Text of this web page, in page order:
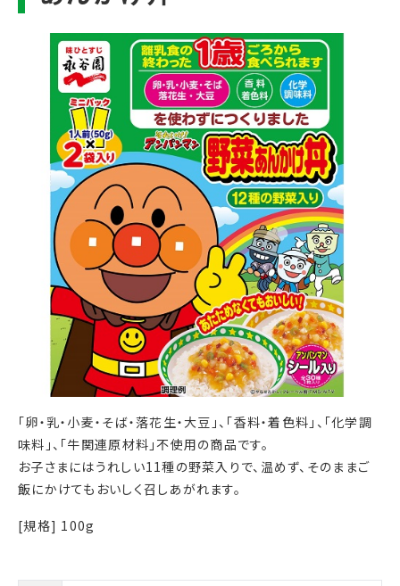
「卵・乳・小麦・そば・落花生・大豆」、「香料・着色料」、「化学調
味料」、「牛関連原材料」不使用の商品です。
お子さまにはうれしい11種の野菜入りで、温めず、そのままご
飯にかけてもおいしく召しあがれます。
[規格] 100g